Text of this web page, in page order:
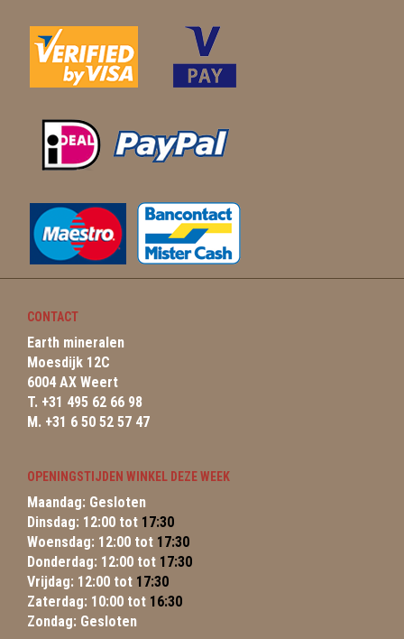
CONTACT
Earth mineralen
Moesdijk 12C
6004 AX Weert
T. +31 495 62 66 98
M. +31 6 50 52 57 47
OPENINGSTIJDEN WINKEL DEZE WEEK
Maandag: Gesloten
Dinsdag: 12:00 tot 17:30
Woensdag: 12:00 tot 17:30
Donderdag: 12:00 tot 17:30
Vrijdag: 12:00 tot 17:30
Zaterdag: 10:00 tot 16:30
Zondag: Gesloten